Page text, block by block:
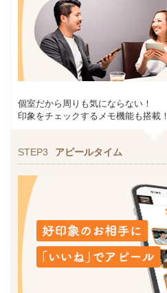
個室だから周りも気にならない！
印象をチェックするメモ機能も搭載！
STEP3 アピールタイム